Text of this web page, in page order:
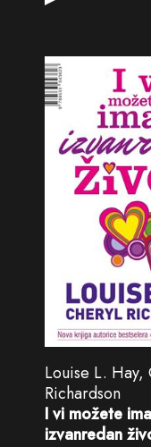
Louise L. Hay,
Richardson
I vi možete
izvanredan